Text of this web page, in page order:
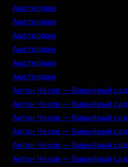
Амстердам
Амстердам
Амстердам
Амстердам
Амстердам
Амстердам
Антон Чехов — Вишнёвый сад
Антон Чехов — Вишнёвый сад
Антон Чехов — Вишнёвый сад
Антон Чехов — Вишнёвый сад
Антон Чехов — Вишнёвый сад
Антон Чехов — Вишнёвый сад